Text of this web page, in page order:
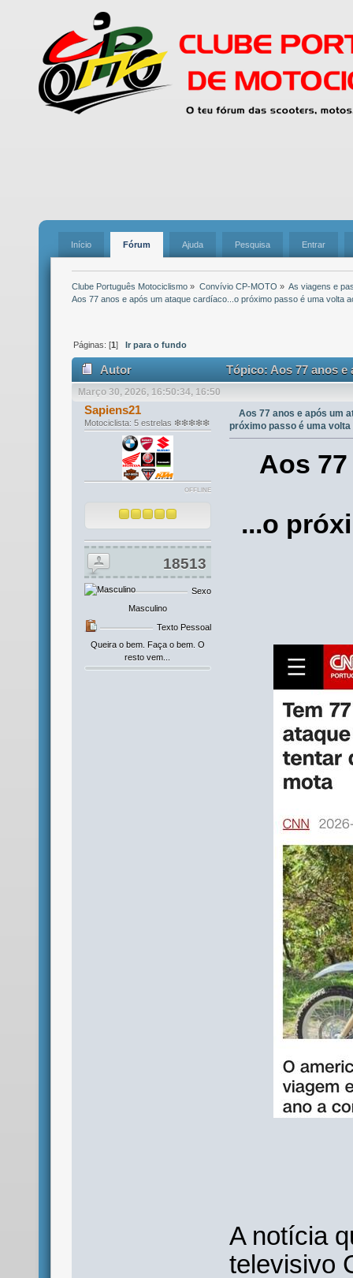
Início Fórum Ajuda Pesquisa Entrar
Clube Português Motociclismo » Convívio CP-MOTO » As viagens e
Aos 77 anos e após um ataque cardíaco...o próximo passo é uma volta
Páginas: [1] Ir para o fundo
Autor
Tópico: Aos 77 anos e
Mundo (Lida 1985 vezes)
Março 30, 2026, 16:50:34, 16:50
Sapiens21
Motociclista: 5 estrelas ❇❇❇❇❇
OFFLINE
18513
Sexo
Masculino
Texto Pessoal
Queira o bem. Faça o bem. O
resto vem...
Aos 77 anos e após um
próximo passo é uma volta
Aos
...o
A notícia
televisivo